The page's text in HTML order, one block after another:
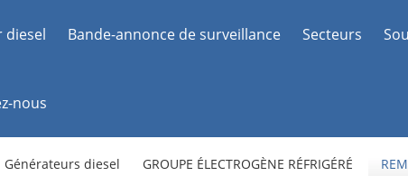
diesel Bande-annonce de surveillance Secteurs
nous
Générateurs diesel GROUPE ÉLECTROGÈNE RÉFRIGÉRÉ